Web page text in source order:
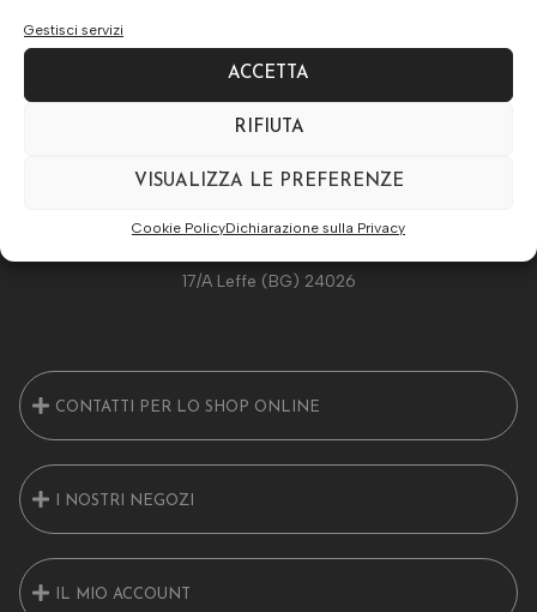
Gestisci servizi
ACCETTA
RIFIUTA
VISUALIZZA LE PREFERENZE
Cookie PolicyDichiarazione sulla Privacy
17/A Leffe (BG) 24026
CONTATTI PER LO SHOP ONLINE
I NOSTRI NEGOZI
IL MIO ACCOUNT